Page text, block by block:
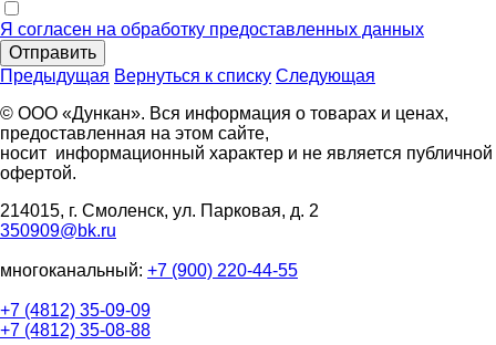
Я согласен на обработку предоставленных данных
Отправить
Предыдущая Вернуться к списку Следующая
© ООО «Дункан». Вся информация о товарах и ценах,
предоставленная на этом сайте,
носит информационный характер и не является публичной
офертой.
214015, г. Смоленск, ул. Парковая, д. 2
350909@bk.ru
многоканальный: +7 (900) 220-44-55
+7 (4812) 35-09-09
+7 (4812) 35-08-88